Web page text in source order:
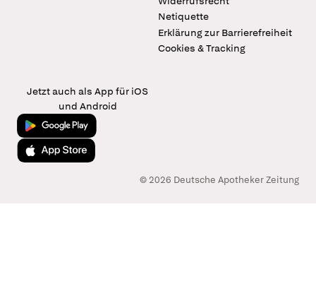
Netiquette
Erklärung zur Barrierefreiheit
Cookies & Tracking
Jetzt auch als App für iOS
und Android
Jetzt bei Google Play
Laden im App Store
© 2026 Deutsche Apotheker Zeitung